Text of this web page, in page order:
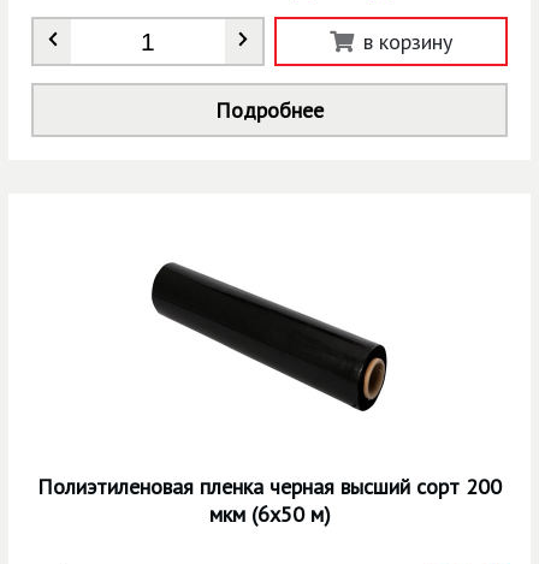
Количество в корзину
Подробнее
Полиэтиленовая пленка черная высший сорт 200
мкм (6х50 м)